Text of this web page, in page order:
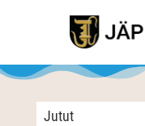
Jutut